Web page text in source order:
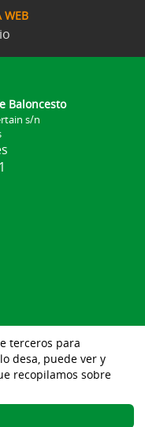
WEB
Baloncesto
s/n
terceros para
desa, puede ver y
recopilamos sobre